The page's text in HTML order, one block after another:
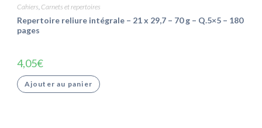
Cahiers Carnets et repertoires
Repertoire reliure intégrale – 21 x 29,7 – 70 g – Q.5×5 – 180
pages
4,05€
Ajouter au panier